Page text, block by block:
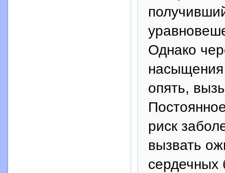
Однако
насыщения
опять,
риск
вызвать
сердечных